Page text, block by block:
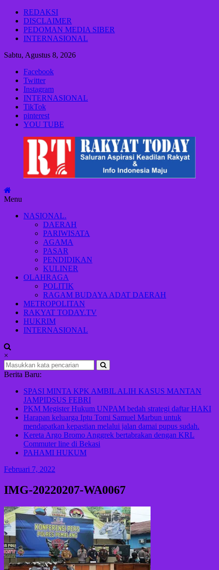
Lompat
konten
REDAKSI
DISCLAIMER
PEDOMAN MEDIA SIBER
INTERNASIONAL
Sabtu, Agustus 8, 2026
Facebook
Twitter
Instagram
INTERNASIONAL
TikTok
pinterest
YOU TUBE
Saluran
aspirasi
keadilan
Menu
NASIONAL.
DAERAH
PARIWISATA
AGAMA
PASAR
PENDIDIKAN
KULINER
OLAHRAGA
POLITIK
RAGAM BUDAYA ADAT DAERAH
METROPOLITAN
RAKYAT TODAY.TV
HUKRIM
INTERNASIONAL
×
Berita Baru:
SPASI MINTA KPK AMBIL ALIH KASUS MANTAN
JAMPIDSUS FEBRI
PKM Megister Hukum UNPAM bedah strategi daftar HAKI
Harapan keluarga Iptu Tomi Samuel Marbun untuk
mendapatkan kepastian melalui jalan damai pupus sudah.
Kereta Argo Bromo Anggrek bertabrakan dengan KRL
Commuter line di Bekasi
PAHAMI HUKUM
Februari 7, 2022
IMG-20220207-WA0067